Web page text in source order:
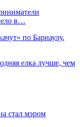
в…
по Барнаулу.
елка лучше, чем
стал мэром